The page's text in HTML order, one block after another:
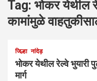
Tag: भोकर येथील
कामांमुळे
जिल्हा नांदेड़
भोकर येथील रेल्‍वे भुयारी
मार्ग